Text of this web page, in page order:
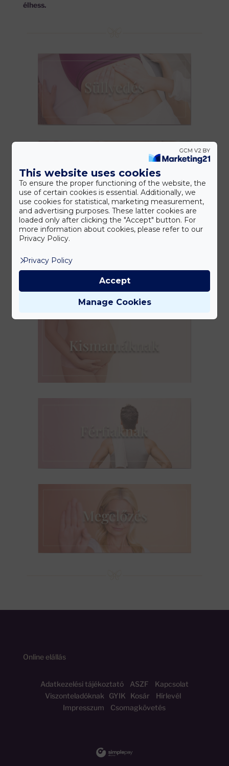
élhess.
Online elállás
Adatkezelési tájékoztatóASZF
Kapcsolat
Viszonteladóknak
GYIK Kosár
Hírlevél
Impresszum
Csomagkövetés
This website uses cookies
To ensure the proper functioning of the website, the
use of certain cookies is essential. Additionally, we
use cookies for statistical, marketing measurement,
and advertising purposes. These latter cookies are
loaded only after clicking the "Accept" button. For
more information about cookies, please refer to our
Privacy Policy.
Privacy Policy
Manage Cookies
Accept